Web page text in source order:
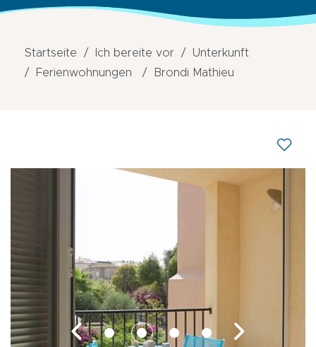
Startseite Ich bereite vor
Unterkunft
Ferienwohnungen
Brondi Mathieu